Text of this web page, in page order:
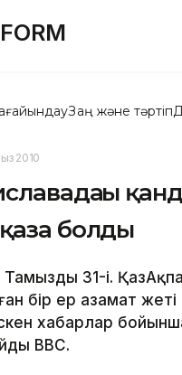
Заң және тәртіп
2010
болды
31-і.
бір ер азамат
хабарлар
ВВС.